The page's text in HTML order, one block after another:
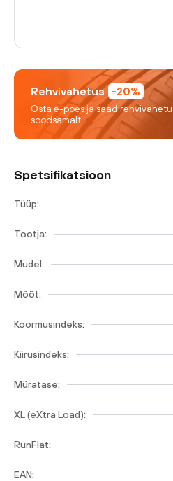
Rehvivahetus -20%
Osta e-poes ja saad
soodsamalt.
Spetsifikatsioon
Tüüp:
Tootja:
Mudel:
Mõõt:
Koormusindeks:
Kiirusindeks:
Müratase:
XL (eXtra Load):
RunFlat:
EAN: